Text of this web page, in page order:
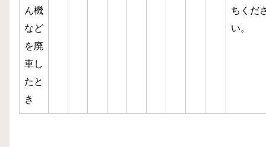
ん機
など
を廃
車し
たと
き
ちくだ
い。